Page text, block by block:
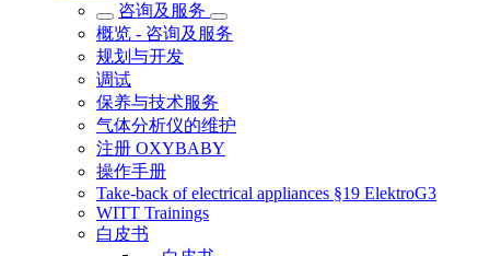
咨询及服务
概览 - 咨询及服务
规划与开发
调试
保养与技术服务
气体分析仪的维护
注册 OXYBABY
操作手册
Take-back of electrical appliances §19 ElektroG3
WITT Trainings
白皮书